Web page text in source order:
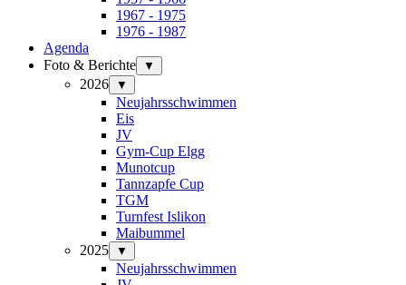
1967 - 1975
1976 - 1987
Agenda
Foto & Berichte
▼
2026 ▼
Neujahrsschwimmen
Eis
JV
Gym-Cup Elgg
Munotcup
Tannzapfe Cup
TGM
Turnfest Islikon
Maibummel
2025
▼
Neujahrsschwimmen